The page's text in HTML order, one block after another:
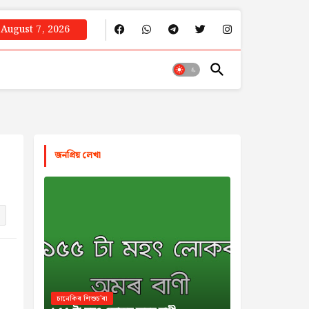
August 7, 2026
জনপ্রিয় লেখা
চানেকিৰ শিশুচ'ৰা